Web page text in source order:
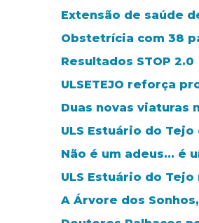
Extensão de saúde
Obstetrícia com 38
Resultados STOP 2.0
ULSETEJO reforça
Duas novas viaturas
ULS Estuário do
Não é um adeus... é
ULS Estuário do
A Árvore dos